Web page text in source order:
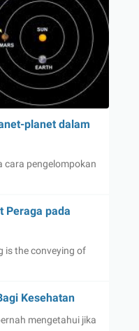
planet dalam
cara pengelompokan
Peraga pada
is the conveying of
Kesehatan
mengetahui jika